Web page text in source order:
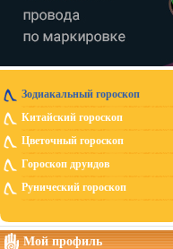
Зодиакальный гороскоп
Китайский гороскоп
Цветочный гороскоп
Гороскоп друидов
Рунический гороскоп
Мой профиль